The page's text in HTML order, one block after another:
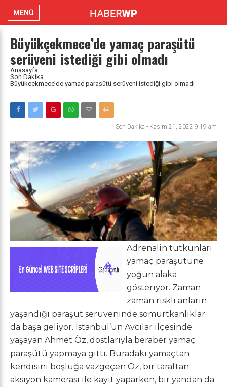
MENÜ
Büyükçekmece’de yamaç paraşütü
serüveni istediği gibi olmadı
Anasayfa
Son Dakika
Büyükçekmece’de yamaç paraşütü serüveni istediği gibi olmadı
Son Dakika - Kasım 21, 2022 9:19 am
Adrenalin tutkunları
yamaç paraşütüne
yoğun alaka
gösteriyor. Zaman
zaman riskli anların
yaşandığı paraşüt serüveninde somurtkanlıklar
da başa geliyor. İstanbul’un Avcılar ilçesinde
yaşayan Ahmet Öz, dostlarıyla beraber yamaç
paraşütü yapmaya gitti. Buradaki yamaçtan
kendisini boşluğa vazgeçen Öz, bir taraftan
aksiyon kamerası ile kayıt yaparken, bir yandan da